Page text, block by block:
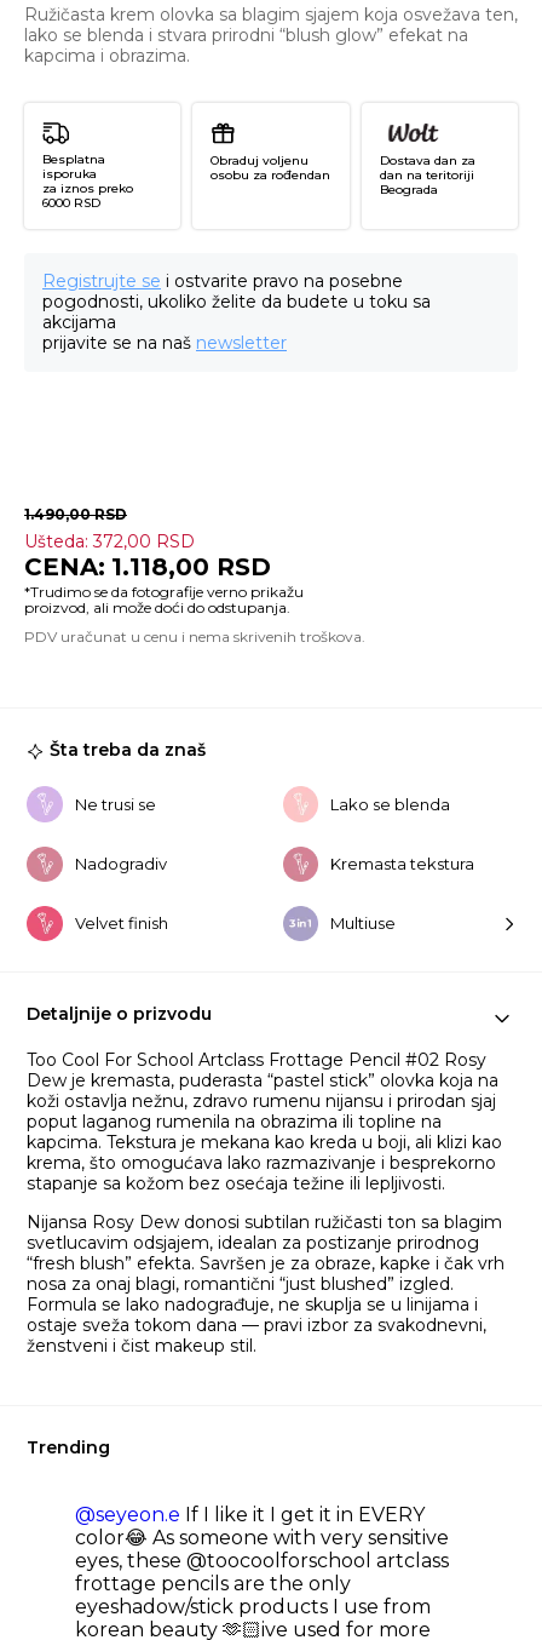
Ružičasta krem olovka sa blagim sjajem koja osvežava ten,
lako se blenda i stvara prirodni “blush glow” efekat na
kapcima i obrazima.
Besplatna
isporuka
za iznos preko
6000 RSD
Obraduj voljenu
osobu za rođendan
Dostava dan za
dan na teritoriji
Beograda
Registrujte se i ostvarite pravo na posebne
pogodnosti, ukoliko želite da budete u toku sa
akcijama
prijavite se na naš newsletter
1.490,00RSD
Ušteda:372,00 RSD
1.118,00 RSD
Šta treba da znaš
Ne trusi se Lako se blenda
Nadogradiv Kremasta tekstura
Velvet finish Multiuse
Detaljnije o prizvodu
Too Cool For School Artclass Frottage Pencil #02 Rosy
Dew je kremasta, puderasta “pastel stick” olovka koja na
koži ostavlja nežnu, zdravo rumenu nijansu i prirodan sjaj
poput laganog rumenila na obrazima ili topline na
kapcima. Tekstura je mekana kao kreda u boji, ali klizi kao
krema, što omogućava lako razmazivanje i besprekorno
stapanje sa kožom bez osećaja težine ili lepljivosti.
Nijansa Rosy Dew donosi subtilan ružičasti ton sa blagim
svetlucavim odsjajem, idealan za postizanje prirodnog
“fresh blush” efekta. Savršen je za obraze, kapke i čak vrh
nosa za onaj blagi, romantični “just blushed” izgled.
Formula se lako nadograđuje, ne skuplja se u linijama i
ostaje sveža tokom dana — pravi izbor za svakodnevni,
ženstveni i čist makeup stil.
Trending
@seyeon.e If I like it I get it in EVERY
color😂 As someone with very sensitive
eyes, these @toocoolforschool artclass
frottage pencils are the only
eyeshadow/stick products I use from
korean beauty 🫶🏻ive used for more